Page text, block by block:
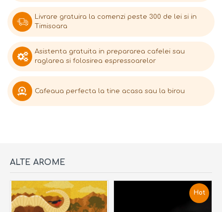
Livrare gratuira la comenzi peste 300 de lei si in
Timisoara
Asistenta gratuita in prepararea cafelei sau
raglarea si folosirea espressoarelor
Cafeaua perfecta la tine acasa sau la birou
ALTE AROME
Hot